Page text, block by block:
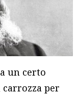
un certo
per